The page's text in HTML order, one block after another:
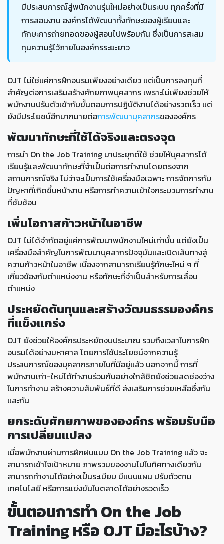
มีประสบการณ์สู่พนักงานรุ่นใหม่อย่างเป็นระบบ ทุกครั้งที่มี
การสอนงาน องค์กรได้พัฒนาทั้งทักษะของผู้เรียนและ
ทักษะการถ่ายทอดของผู้สอนไปพร้อมกัน ซึ่งเป็นการสะสม
ทุนความรู้ไว้ภายในองค์กรระยะยาว
OJT ไม่ใช่แค่การฝึกอบรมเพียงอย่างเดียว แต่เป็นการลงทุนที่
สำคัญต่อการเสริมสร้างศักยภาพบุคลากร เพราะไม่เพียงช่วยให้
พนักงานปรับตัวเข้ากับขั้นตอนการปฏิบัติงานได้อย่างรวดเร็ว แต่
ยังมีประโยชน์อีกมากมายต่อการพัฒนาบุคลากรขององค์กร
พัฒนาทักษะที่ใช้ได้จริงและตรงจุด
การนำ On the Job Training มาประยุกต์ใช้ ช่วยให้บุคลากรได้
เรียนรู้และพัฒนาทักษะที่จำเป็นต่อการทำงานโดยตรงจาก
สถานการณ์จริง ไม่ว่าจะเป็นการใช้เครื่องมือเฉพาะ การจัดการกับ
ปัญหาที่เกิดขึ้นหน้างาน หรือการทำความเข้าใจกระบวนการทำงาน
ที่ซับซ้อน
เพิ่มโอกาสก้าวหน้าในอาชีพ
OJT ไม่ได้จำกัดอยู่แค่การพัฒนาพนักงานใหม่เท่านั้น แต่ยังเป็น
เครื่องมือสำคัญในการพัฒนาบุคลากรปัจจุบันและเปิดเส้นทางสู่
ความก้าวหน้าในอาชีพ เนื่องจากสามารถเรียนรู้ทักษะใหม่ ๆ ที่
เกี่ยวข้องกับตำแหน่งงาน หรือทักษะที่จำเป็นสำหรับการเลื่อน
ตำแหน่ง
ประหยัดต้นทุนและสร้างวัฒนธรรมองค์กร
ที่แข็งแกร่ง
OJT ยังช่วยให้องค์กรประหยัดงบประมาณ รวมถึงเวลาในการฝึก
อบรมได้อย่างมหาศาล โดยการใช้ประโยชน์จากความรู้
ประสบการณ์ของบุคลากรภายในที่มีอยู่แล้ว นอกจากนี้ การที่
พนักงานเก่า-ใหม่ได้ทำงานร่วมกันอย่างใกล้ชิดยังช่วยลดช่องว่าง
ในการทำงาน สร้างความสัมพันธ์ที่ดี ส่งเสริมการช่วยเหลือซึ่งกัน
และกัน
ยกระดับศักยภาพขององค์กร พร้อมรับมือ
การเปลี่ยนแปลง
เมื่อพนักงานผ่านการฝึกฝนแบบ On the Job Training แล้ว จะ
สามารถเข้าใจเป้าหมาย ภาพรวมของงานไปในทิศทางเดียวกัน
สามารถทำงานได้อย่างเป็นระเบียบ มีแบบแผน ปรับตัวตาม
เทคโนโลยี หรือการแข่งขันในตลาดได้อย่างรวดเร็ว
ขั้นตอนการทำ On the Job
Training หรือ OJT มีอะไรบ้าง?